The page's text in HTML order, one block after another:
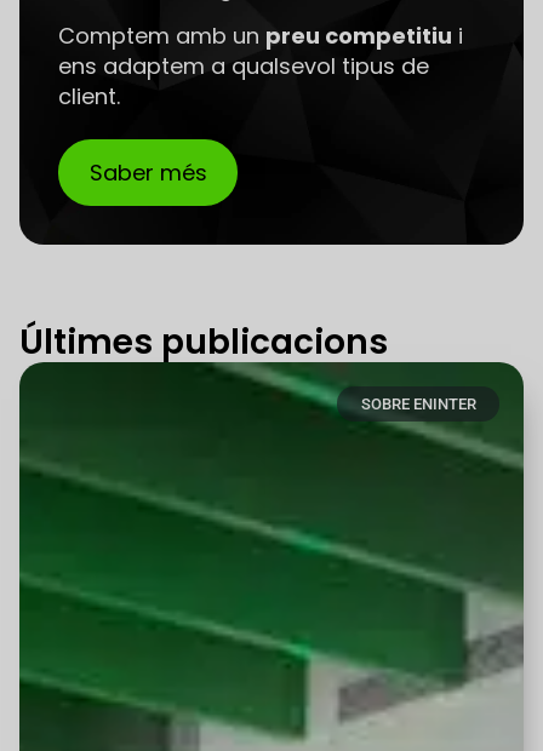
Comptem amb un preu competitiu i
ens adaptem a qualsevol tipus de
client.
Saber més
Últimes publicacions
SOBRE ENINTER